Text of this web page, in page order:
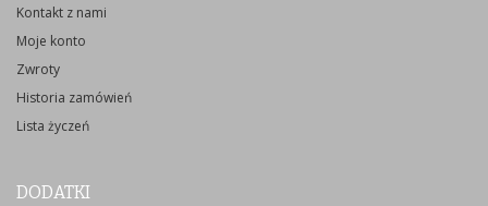
Kontakt z nami
Moje konto
Zwroty
Historia zamówień
Lista życzeń
DODATKI